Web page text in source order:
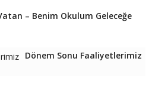
– Benim Okulum Geleceğe
Dönem Sonu Faaliyetlerimiz